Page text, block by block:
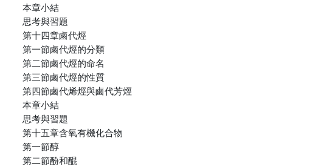
本章小結
思考與習題
第十四章鹵代烴
第一節鹵代烴的分類
第二節鹵代烴的命名
第三節鹵代烴的性質
第四節鹵代烯烴與鹵代芳烴
本章小結
思考與習題
第十五章含氧有機化合物
第一節醇
第二節酚和醌